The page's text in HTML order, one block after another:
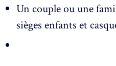
Un couple ou une
sièges enfants et